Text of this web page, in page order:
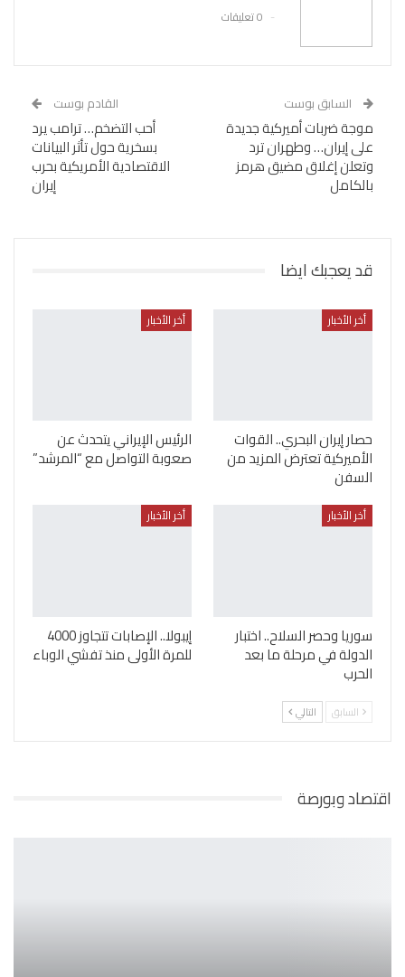
0 تعليقات
السابق بوست
موجة ضربات أميركية جديدة
على إيران… وطهران ترد
وتعلن إغلاق مضيق هرمز
بالكامل
القادم بوست
أحب التضخم… ترامب يرد
بسخرية حول تأثر البيانات
الاقتصادية الأمريكية بحرب
إيران
قد يعجبك ايضا
أخر الأخبار
حصار إيران البحري.. القوات
الأميركية تعترض المزيد من
السفن
أخر الأخبار
الرئيس الإيراني يتحدث عن
صعوبة التواصل مع “المرشد”
أخر الأخبار
سوريا وحصر السلاح.. اختبار
الدولة في مرحلة ما بعد
الحرب
أخر الأخبار
إيبولا.. الإصابات تتجاوز 4000
للمرة الأولى منذ تفشي الوباء
السابق التالي
اقتصاد وبورصة